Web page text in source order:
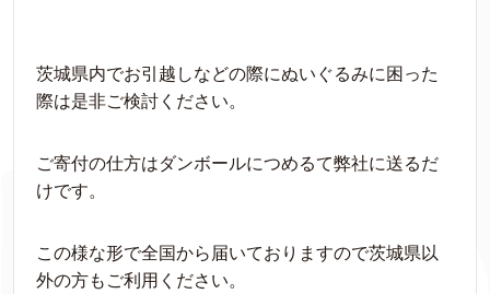
茨城県内でお引越しなどの際にぬいぐるみに困った
際は是非ご検討ください。
ご寄付の仕方はダンボールにつめるて弊社に送るだ
けです。
この様な形で全国から届いておりますので茨城県以
外の方もご利用ください。